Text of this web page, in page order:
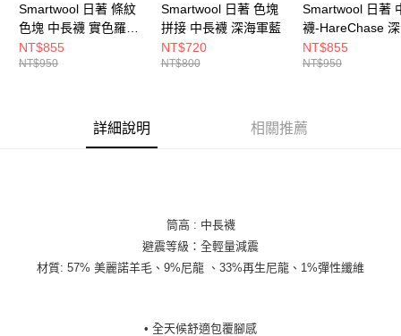
Smartwool 日著 條紋
色塊 中長襪 實色羅紋
深海軍藍
NT$855
NT$950
Smartwool 日著 色塊
拼接 中長襪 深海軍藍
NT$720
NT$800
Smartwool 日著
襪-HareChase
藍
NT$855
NT$950
詳細說明 相關推薦
筒高 : 中長襪
避震等級：全輕量減震
材質: 57% 美麗諾羊毛、9%尼龍 、33%再生尼龍、1%彈性纖維
• 全天候舒適包覆腳感